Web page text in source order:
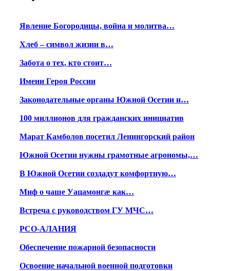
Явление Богородицы, война и молитва…
Хлеб – символ жизни в…
Забота о тех, кто стоит…
Имени Героя России
Законодательные органы Южной Осетии и…
100 миллионов для гражданских инициатив
Марат Камболов посетил Ленингорский район
Южной Осетии нужны грамотные агрономы,…
В Южной Осетии создадут комфортную…
Миф о чаше Уацамонгæ как…
Встреча с руководством ГУ МЧС…
РСО-АЛАНИЯ
Обеспечение пожарной безопасности
Освоение начальной военной подготовки